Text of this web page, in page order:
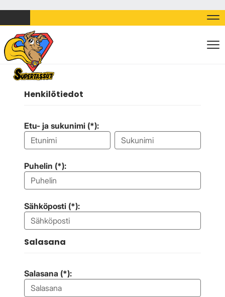
Henkilötiedot
Etu- ja sukunimi (*):
Puhelin (*):
Sähköposti (*):
Salasana
Salasana (*):